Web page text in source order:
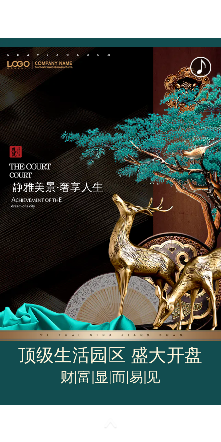
静雅美景·奢享人生
顶级生活园区 盛大开盘
财|富|显|而|易|见